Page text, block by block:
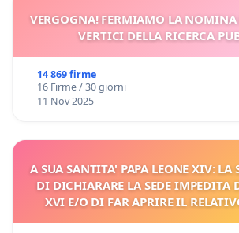
VERGOGNA! FERMIAMO LA
VERTICI DELLA RICERCA
14 869 firme
16 Firme / 30 giorni
11 Nov 2025
A SUA SANTITA' PAPA LEONE XIV: LA
DI DICHIARARE LA SEDE IMPEDITA
XVI E/O DI FAR APRIRE IL